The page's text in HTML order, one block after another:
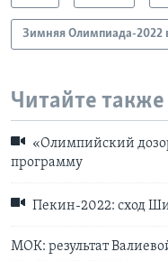
Зимняя Олимпиада-2022
Читайте также
«Олимпийский
программу
Пекин-2022: сход
МОК: результат